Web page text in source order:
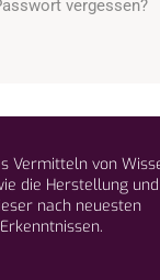
vergessen?
Vermitteln von
die Herstellung
nach neuesten